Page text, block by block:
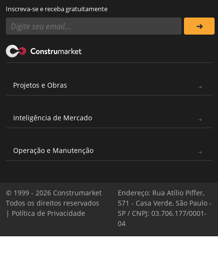
Inscreva-se e receba gratuitamente
Projetos e Obras
Inteligência de Mercado
Operação e Manutenção
© 1999 - 2026 Construmarket
Todos os direitos reservados
| Política de Privacidade
Endereço: Rua Atílio Piffer,
571 - Casa Verde, São Paulo -
SP / CNPJ: 03.706.177/0001-
04